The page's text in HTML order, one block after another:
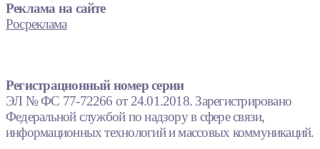
Реклама на сайте
Росреклама
Регистрационный номер серии
ЭЛ № ФС 77-72266 от 24.01.2018. Зарегистрировано
Федеральной службой по надзору в сфере связи,
информационных технологий и массовых коммуникаций.